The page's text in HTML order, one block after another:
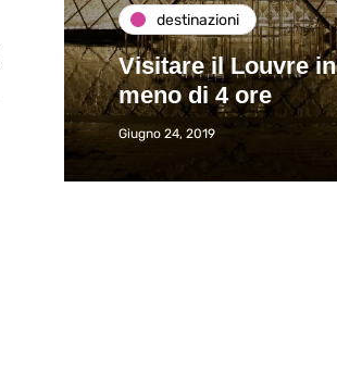
destinazioni
Visitare il Louvre in
meno di 4 ore
Giugno 24, 2019